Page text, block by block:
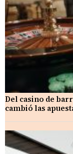
Del casino de
cambió las